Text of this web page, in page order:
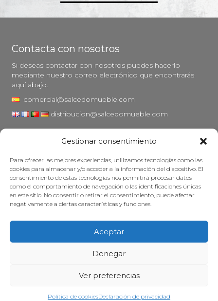
Gestionar consentimiento
Para ofrecer las mejores experiencias, utilizamos tecnologías como las
cookies para almacenar y/o acceder a la información del dispositivo. El
consentimiento de estas tecnologías nos permitirá procesar datos
como el comportamiento de navegación o las identificaciones únicas
en este sitio. No consentir o retirar el consentimiento, puede afectar
negativamente a ciertas características y funciones.
Aceptar
Denegar
Ver preferencias
Política de cookiesDeclaración de privacidad
Contacta con nosotros
Si deseas contactar con nosotros puedes hacerlo
mediante nuestro correo electrónico que encontrarás
aquí abajo.
comercial@salcedomueble.com
distribucion@salcedomueble.com
Aviso legal
Política de privacidad
Política de cookies
Mantener su mueble
Subvenciones
Web desarrollada, posicionada y mantenida con mucha cafeína por